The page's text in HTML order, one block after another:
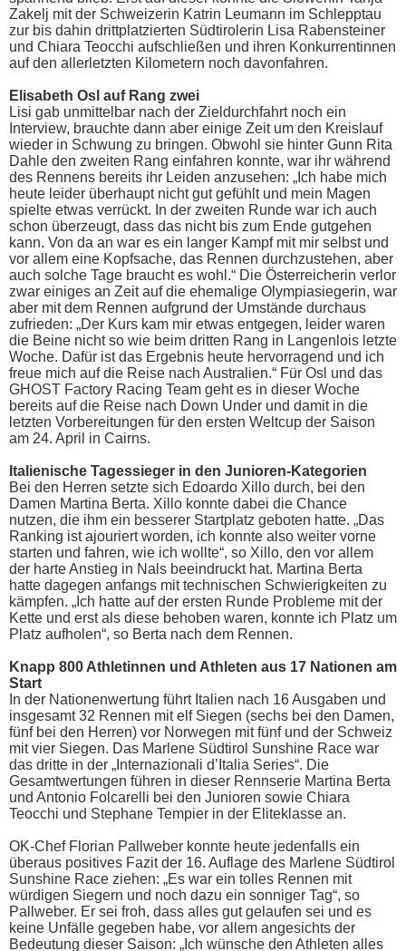
Zakelj mit der Schweizerin Katrin Leumann im Schlepptau
zur bis dahin drittplatzierten Südtirolerin Lisa Rabensteiner
und Chiara Teocchi aufschließen und ihren Konkurrentinnen
auf den allerletzten Kilometern noch davonfahren.
Elisabeth Osl auf Rang zwei
Lisi gab unmittelbar nach der Zieldurchfahrt noch ein
Interview, brauchte dann aber einige Zeit um den Kreislauf
wieder in Schwung zu bringen. Obwohl sie hinter Gunn Rita
Dahle den zweiten Rang einfahren konnte, war ihr während
des Rennens bereits ihr Leiden anzusehen: „Ich habe mich
heute leider überhaupt nicht gut gefühlt und mein Magen
spielte etwas verrückt. In der zweiten Runde war ich auch
schon überzeugt, dass das nicht bis zum Ende gutgehen
kann. Von da an war es ein langer Kampf mit mir selbst und
vor allem eine Kopfsache, das Rennen durchzustehen, aber
auch solche Tage braucht es wohl.“ Die Österreicherin verlor
zwar einiges an Zeit auf die ehemalige Olympiasiegerin, war
aber mit dem Rennen aufgrund der Umstände durchaus
zufrieden: „Der Kurs kam mir etwas entgegen, leider waren
die Beine nicht so wie beim dritten Rang in Langenlois letzte
Woche. Dafür ist das Ergebnis heute hervorragend und ich
freue mich auf die Reise nach Australien.“ Für Osl und das
GHOST Factory Racing Team geht es in dieser Woche
bereits auf die Reise nach Down Under und damit in die
letzten Vorbereitungen für den ersten Weltcup der Saison
am 24. April in Cairns.
Italienische Tagessieger in den Junioren-Kategorien
Bei den Herren setzte sich Edoardo Xillo durch, bei den
Damen Martina Berta. Xillo konnte dabei die Chance
nutzen, die ihm ein besserer Startplatz geboten hatte. „Das
Ranking ist ajouriert worden, ich konnte also weiter vorne
starten und fahren, wie ich wollte“, so Xillo, den vor allem
der harte Anstieg in Nals beeindruckt hat. Martina Berta
hatte dagegen anfangs mit technischen Schwierigkeiten zu
kämpfen. „Ich hatte auf der ersten Runde Probleme mit der
Kette und erst als diese behoben waren, konnte ich Platz um
Platz aufholen“, so Berta nach dem Rennen.
Knapp 800 Athletinnen und Athleten aus 17 Nationen am
Start
In der Nationenwertung führt Italien nach 16 Ausgaben und
insgesamt 32 Rennen mit elf Siegen (sechs bei den Damen,
fünf bei den Herren) vor Norwegen mit fünf und der Schweiz
mit vier Siegen. Das Marlene Südtirol Sunshine Race war
das dritte in der „Internazionali d’Italia Series“. Die
Gesamtwertungen führen in dieser Rennserie Martina Berta
und Antonio Folcarelli bei den Junioren sowie Chiara
Teocchi und Stephane Tempier in der Eliteklasse an.
OK-Chef Florian Pallweber konnte heute jedenfalls ein
überaus positives Fazit der 16. Auflage des Marlene Südtirol
Sunshine Race ziehen: „Es war ein tolles Rennen mit
würdigen Siegern und noch dazu ein sonniger Tag“, so
Pallweber. Er sei froh, dass alles gut gelaufen sei und es
keine Unfälle gegeben habe, vor allem angesichts der
Bedeutung dieser Saison: „Ich wünsche den Athleten alles